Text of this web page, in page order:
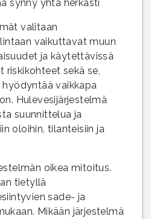
synny yhtä herkästi
valitaan
vaikuttavat muun
ja käytettävissä
sekä se,
vaikkapa
Hulevesijärjestelmä
suunnittelua ja
oloihin, tilanteisiin ja
oikea mitoitus.
tietyllä
sade- ja
Mikään järjestelmä